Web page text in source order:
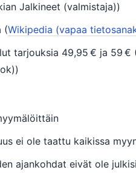
Jalkineet (valmistaja))
(Wikipedia (vapaa
tarjouksia 49,95 € ja 59
ei ole taattu kaikissa
ajankohdat eivät ole